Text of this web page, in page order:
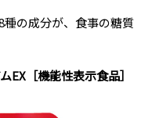
の成分が、食事の糖質
EX［機能性表示食品］